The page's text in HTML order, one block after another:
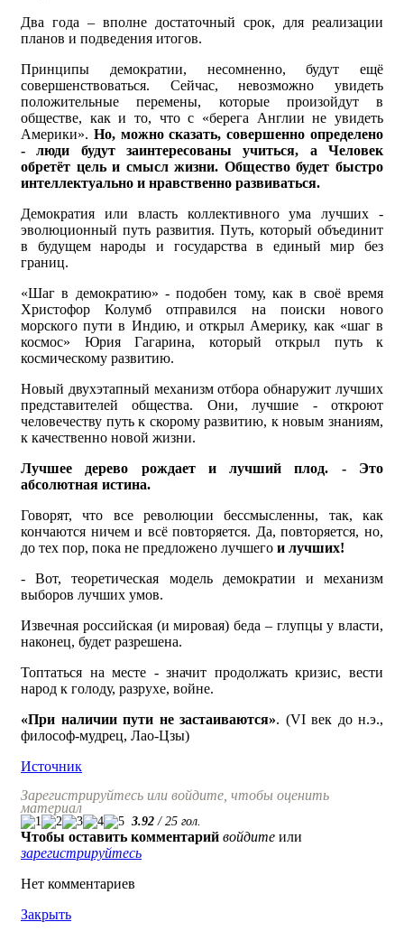
Два года – вполне достаточный срок, для реализации
планов и подведения итогов.
Принципы демократии, несомненно, будут ещё
совершенствоваться. Сейчас, невозможно увидеть
положительные перемены, которые произойдут в
обществе, как и то, что с «берега Англии не увидеть
Америки». Но, можно сказать, совершенно определено
- люди будут заинтересованы учиться, а Человек
обретёт цель и смысл жизни. Общество будет быстро
интеллектуально и нравственно развиваться.
Демократия или власть коллективного ума лучших -
эволюционный путь развития. Путь, который объединит
в будущем народы и государства в единый мир без
границ.
«Шаг в демократию» - подобен тому, как в своё время
Христофор Колумб отправился на поиски нового
морского пути в Индию, и открыл Америку, как «шаг в
космос» Юрия Гагарина, который открыл путь к
космическому развитию.
Новый двухэтапный механизм отбора обнаружит лучших
представителей общества. Они, лучшие - откроют
человечеству путь к скорому развитию, к новым знаниям,
к качественно новой жизни.
Лучшее дерево рождает и лучший плод. - Это
абсолютная истина.
Говорят, что все революции бессмысленны, так, как
кончаются ничем и всё повторяется. Да, повторяется, но,
до тех пор, пока не предложено лучшего и лучших!
- Вот, теоретическая модель демократии и механизм
выборов лучших умов.
Извечная российская (и мировая) беда – глупцы у власти,
наконец, будет разрешена.
Топтаться на месте - значит продолжать кризис, вести
народ к голоду, разрухе, войне.
«При наличии пути не застаиваются». (VI век до н.э.,
философ-мудрец, Лао-Цзы)
Источник
Зарегистрируйтесь или войдите, чтобы оценить
материал
3.92 / 25 гол.
Чтобы оставить комментарий войдите или
зарегистрируйтесь
Нет комментариев
Закрыть